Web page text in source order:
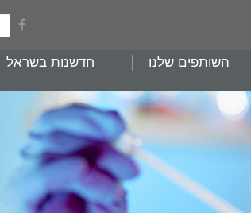
השותפים שלנו חדשנות בשראל